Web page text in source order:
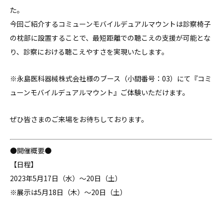
た。
今回ご紹介するコミューンモバイルデュアルマウントは診察椅子
の枕部に設置することで、最短距離での聴こえの支援が可能とな
り、診察における聴こえやすさを実現いたします。
※永島医科器械株式会社様のブース（小間番号：03）にて 『コミ
ューンモバイルデュアルマウント』ご体験いただけます。
ぜひ皆さまのご来場をお待ちしております。
●開催概要●
【日程】
2023年5月17日（水）〜20日（土）
※展示は5月18日（木）〜20日（土）